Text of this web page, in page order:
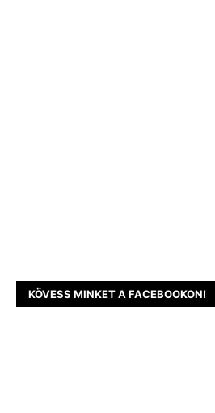
KÖVESS MINKET A FACEBOOKON!